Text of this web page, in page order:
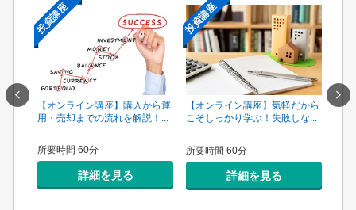
手は
投資講座
【オンライン講座】購入から運
用・売却までの流れを解説！...
所要時間 60分
詳細を見る
投資講座
【オンライン講座】気軽だから
こそしっかり学ぶ！失敗しな...
所要時間 60分
詳細を見る
【オ